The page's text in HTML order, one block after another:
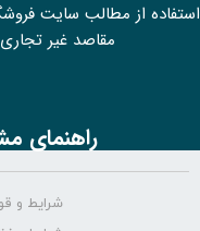
استفاده از مطالب سايت
مقاصد غیر
راهنمای
شرایط و